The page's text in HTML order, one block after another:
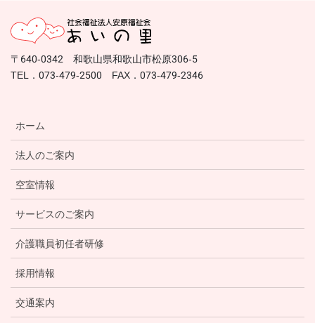
〒640-0342 和歌山県和歌山市松原306-5
TEL．073-479-2500 FAX．073-479-2346
ホーム
法人のご案内
空室情報
サービスのご案内
介護職員初任者研修
採用情報
交通案内